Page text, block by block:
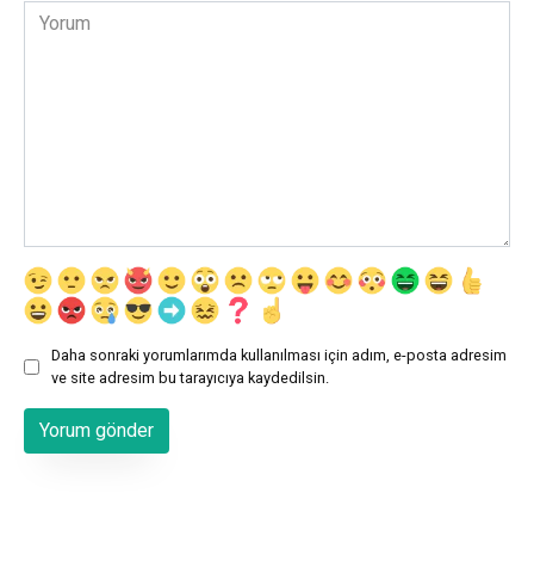
Yorum
Daha sonraki yorumlarımda kullanılması için adım, e-posta adresim
ve site adresim bu tarayıcıya kaydedilsin.